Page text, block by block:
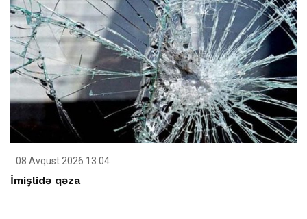
08 Avqust 2026 13:04
İmişlidə qəza